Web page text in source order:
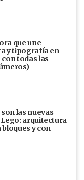
que une
y tipografía en
todas las
las nuevas
arquitectura
bloques y con